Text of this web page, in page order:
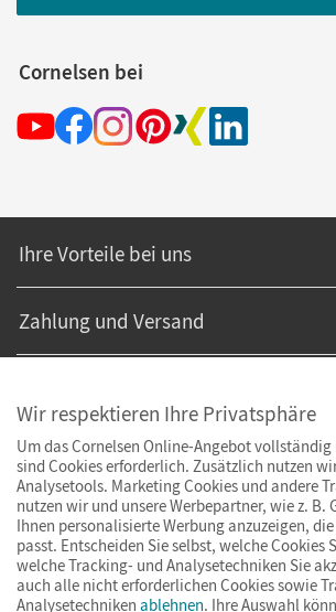
Cornelsen bei
Ihre Vorteile bei uns
Zahlung und Versand
Wir respektieren Ihre Privatsphäre
Um das Cornelsen Online-Angebot vollständig
sind Cookies erforderlich. Zusätzlich nutzen
Analysetools. Marketing Cookies und andere
nutzen wir und unsere Werbepartner, wie z. B.
Ihnen personalisierte Werbung anzuzeigen,
passt. Entscheiden Sie selbst, welche Cookies
welche Tracking- und Analysetechniken Sie
auch alle nicht erforderlichen Cookies sowie
Analysetechniken ablehnen. Ihre Auswahl